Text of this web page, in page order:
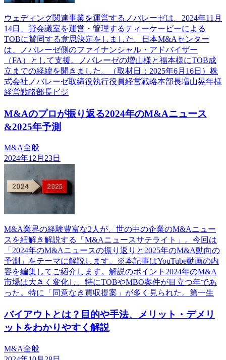
ウェディング関連事業を運営するノバレーゼは、2024年11月
14日、貸会議室を運営・管理するティーケーピーによる
TOBに賛同する意思決定をしました。日本M&Aセンター
は、ノバレーゼ側のファイナンシャル・アドバイザー
（FA）として支援。ノバレーゼの増山様と福本様にTOB成
立までの経緯を聞きました。（取材日：2025年6月16日）株
式会社ノバレーゼ取締役執行役員経営戦略本部長増山晃年様
経営戦略部長ビジ
M&Aのプロが振り返る2024年のM&Aニュース
&2025年予測
M&A全般
2024年12月23日
M&A業界の経験豊富な2人が、世の中の企業のM&Aニュー
スを紐解き解説する「M&Aニュースサテライト」。今回は
「2024年のM&Aニュースの振り返りと2025年のM&A動向の
予測」をテーマに解説します。※本記事はYouTube動画の内
容を編集してご紹介します。解説のポイント2024年のM&A
市場は大きく変化し、特にTOBやMBO案件が目立つ年であ
った。特に「同意なき買収提案」が多く見られた。第一生
バイアウトとは？目的や手法、メリット・デメリ
ットをわかりやすく解説
M&A全般